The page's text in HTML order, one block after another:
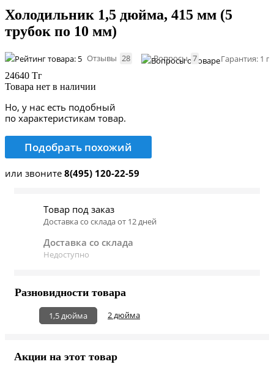
Холодильник 1,5 дюйма, 415 мм (5
трубок по 10 мм)
Отзывы 28 Вопросы 7 Гарантия: 1
24640 Тг
Товара нет в наличии
Но, у нас есть подобный
по характеристикам товар.
Подобрать похожий
или звоните 8(495) 120-22-59
Товар под заказ
Доставка со склада от 12 дней
Доставка со склада
Недоступно
Разновидности товара
1,5 дюйма 2 дюйма
Акции на этот товар